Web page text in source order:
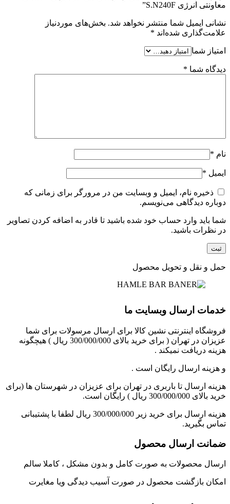
معاونتی انرژی S.N240F”
نشانی ایمیل شما منتشر نخواهد شد. بخش‌های موردنیاز
علامت‌گذاری شده‌اند *
امتیاز شما
دیدگاه شما *
نام *
ایمیل *
ذخیره نام، ایمیل و وبسایت من در مرورگر برای زمانی که
دوباره دیدگاهی می‌نویسم.
شما باید وارد حساب خود شده باشید تا قادر به اضافه کردن تصاویر
در نظرات باشید.
حمل و نقل و تحویل محصول
خدمات ارسال وبسایت ما
فروشگاه اینترنتی نشین کالا برای ارسال مرسولات برای شما
عزیزان در تهران ( برای خرید بالای 300/000/000 ریال ) هیچگونه
هزینه دریافت نمیکند .
و هزینه ارسال رایگان است .
هزینه ارسال تا باربری در تهران برای عزیزان در شهرستان ها (برای
خرید بالای 300/000/000 ریال ) رایگان است.
هزینه ارسال برای خرید زیر 300/000/000 ریال لطفا با پشتیبانی
تماس بگیرید.
ضمانت ارسال محصول
ارسال محصولات به صورت کامل و بدون مشکل ، کاملا سالم
امکان بازگشت محصول در صورت آسیب دیدگی ویا مغایرت